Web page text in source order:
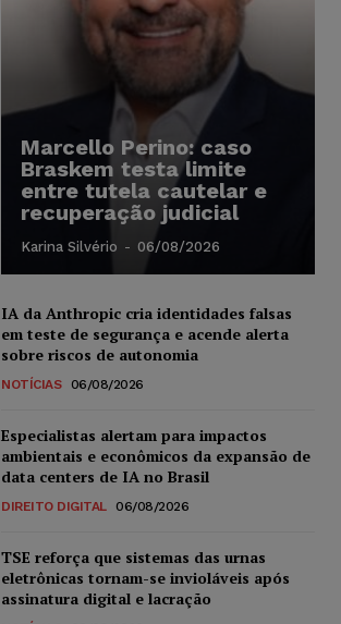
Marcello Perino: caso
Braskem testa limite
entre tutela cautelar e
recuperação judicial
Karina Silvério - 06/08/2026
IA da Anthropic cria identidades falsas
em teste de segurança e acende alerta
sobre riscos de autonomia
NOTÍCIAS 06/08/2026
Especialistas alertam para impactos
ambientais e econômicos da expansão de
data centers de IA no Brasil
DIREITO DIGITAL 06/08/2026
TSE reforça que sistemas das urnas
eletrônicas tornam-se invioláveis após
assinatura digital e lacração